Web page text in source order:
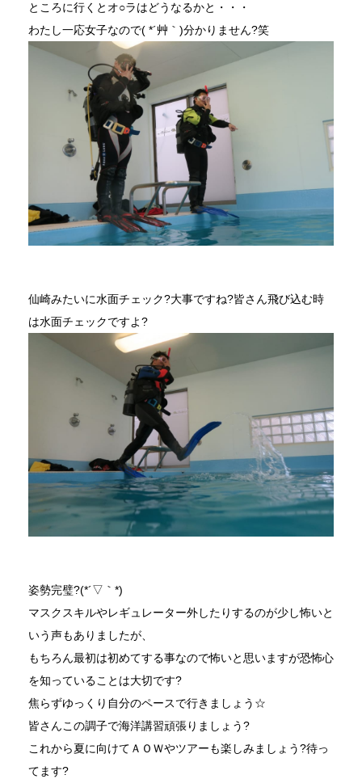
ところに行くとオ○ラはどうなるかと・・・
わたし一応女子なので( *´艸｀)分かりません?笑
仙崎みたいに水面チェック?大事ですね?皆さん飛び込む時
は水面チェックですよ?
姿勢完璧?(*´▽｀*)
マスクスキルやレギュレーター外したりするのが少し怖いと
いう声もありましたが、
もちろん最初は初めてする事なので怖いと思いますが恐怖心
を知っていることは大切です?
焦らずゆっくり自分のペースで行きましょう☆
皆さんこの調子で海洋講習頑張りましょう?
これから夏に向けてＡＯＷやツアーも楽しみましょう?待っ
てます?